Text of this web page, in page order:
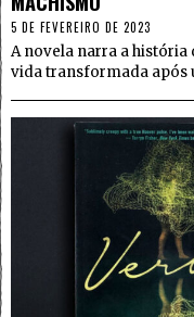
5 DE FEVEREIRO DE 2023
A novela narra a história
vida transformada após